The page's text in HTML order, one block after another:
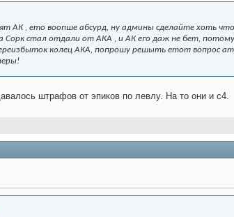
АК , ето воопше абсурд, ну админы сделайте хоть
Сорк стал отдали от АКА , и АК его даж не бет,
колец АКА, попрошу решыть етот вопрос
штрафов от эпиков по левлу. На то они и с4.